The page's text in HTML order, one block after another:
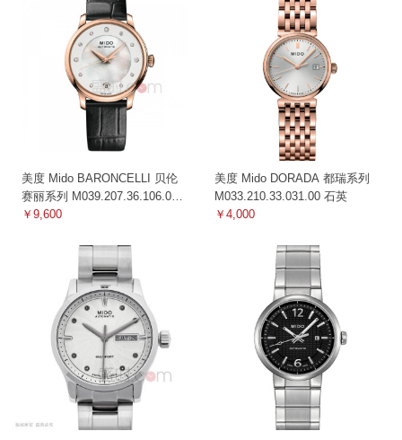
美度 Mido BARONCELLI 贝伦
赛丽系列 M039.207.36.106.00
机械
￥9,600
美度 Mido DORADA 都瑞系列
M033.210.33.031.00 石英
￥4,000